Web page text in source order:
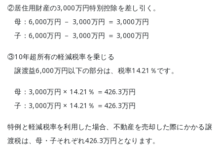
②居住用財産の3,000万円特別控除を差し引く。
母：6,000万円 － 3,000万円 ＝ 3,000万円
子：6,000万円 － 3,000万円 ＝ 3,000万円
③10年超所有の軽減税率を乗じる
譲渡益6,000万円以下の部分は、税率14.21％です。
母：3,000万円 × 14.21％ ＝426.3万円
子：3,000万円 × 14.21％ ＝426.3万円
特例と軽減税率を利用した場合、不動産を売却した際にかかる譲
渡税は、母・子それぞれ426.3万円となります。